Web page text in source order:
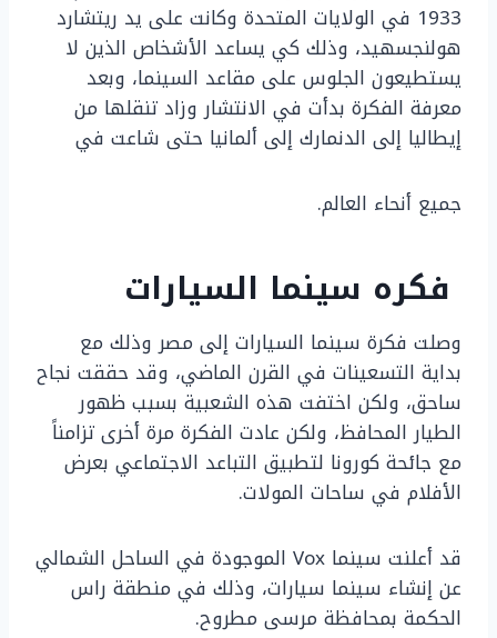
1933 في الولايات المتحدة وكانت على يد ريتشارد
هولنجسهيد، وذلك كي يساعد الأشخاص الذين لا
يستطيعون الجلوس على مقاعد السينما، وبعد
معرفة الفكرة بدأت في الانتشار وزاد تنقلها من
إيطاليا إلى الدنمارك إلى ألمانيا حتى شاعت في
جميع أنحاء العالم.
فكره سينما السيارات
وصلت فكرة سينما السيارات إلى مصر وذلك مع
بداية التسعينات في القرن الماضي، وقد حققت نجاح
ساحق، ولكن اختفت هذه الشعبية بسبب ظهور
الطيار المحافظ، ولكن عادت الفكرة مرة أخرى تزامناً
مع جائحة كورونا لتطبيق التباعد الاجتماعي بعرض
الأفلام في ساحات المولات.
قد أعلنت سينما Vox الموجودة في الساحل الشمالي
عن إنشاء سينما سيارات، وذلك في منطقة راس
الحكمة بمحافظة مرسى مطروح.